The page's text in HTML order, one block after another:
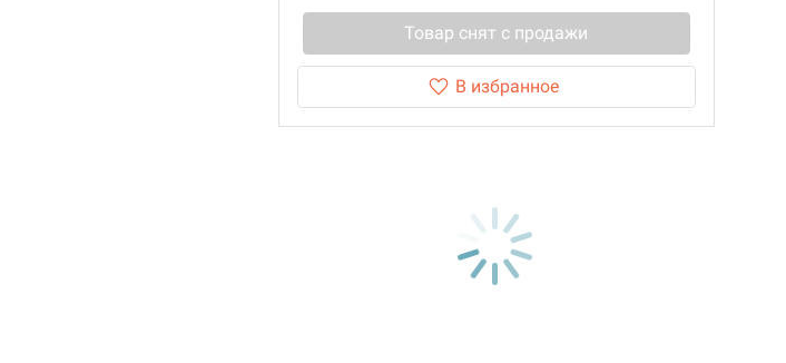
Товар снят с продажи
В избранное